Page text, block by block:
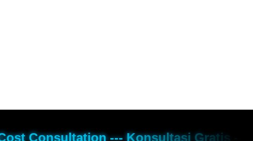
Consultation --- Konsultasi Gratis